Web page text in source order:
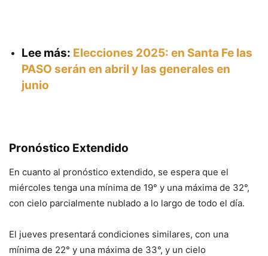
Lee más: Elecciones 2025: en Santa Fe las
PASO serán en abril y las generales en
junio
Pronóstico Extendido
En cuanto al pronóstico extendido, se espera que el
miércoles tenga una mínima de 19° y una máxima de 32°,
con cielo parcialmente nublado a lo largo de todo el día.
El jueves presentará condiciones similares, con una
mínima de 22° y una máxima de 33°, y un cielo